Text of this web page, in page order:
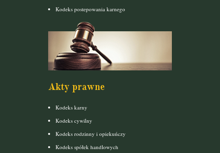
Kodeks postepowania karnego
Akty prawne
Kodeks karny
Kodeks cywilny
Kodeks rodzinny i opiekuńczy
Kodeks spółek handlowych